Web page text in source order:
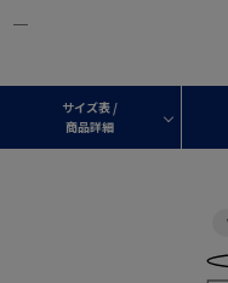
―
サイズ表 /
商品詳細